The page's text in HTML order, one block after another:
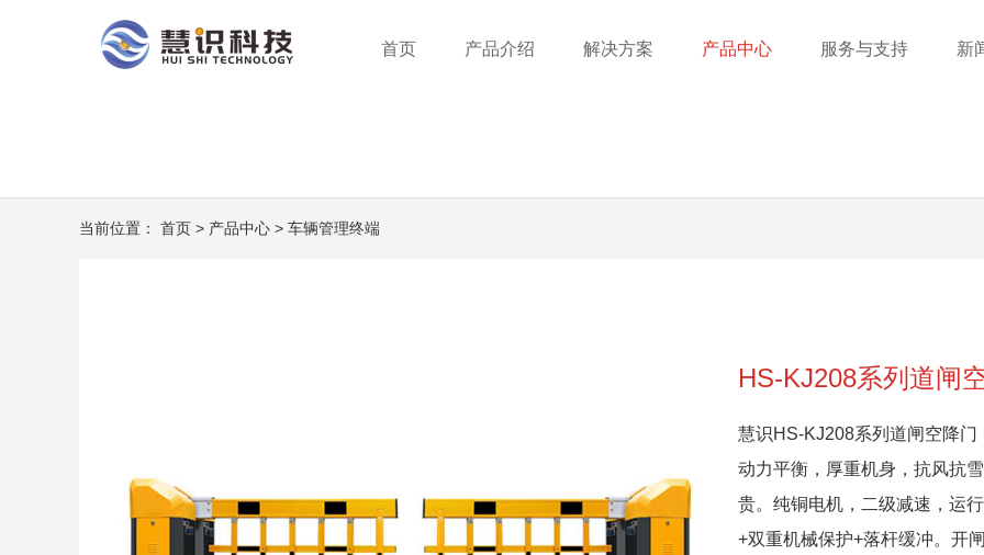
首页 产品介绍
解决方案
产品中心
服务与支持
新
当前位置： 首页 > 产品中心 > 车辆管理终端
HS-KJ208系列道闸
慧识HS-KJ208系列道闸空降
动力平衡，厚重机身，抗风抗
贵。纯铜电机，二级减速，运
+双重机械保护+落杆缓冲。开